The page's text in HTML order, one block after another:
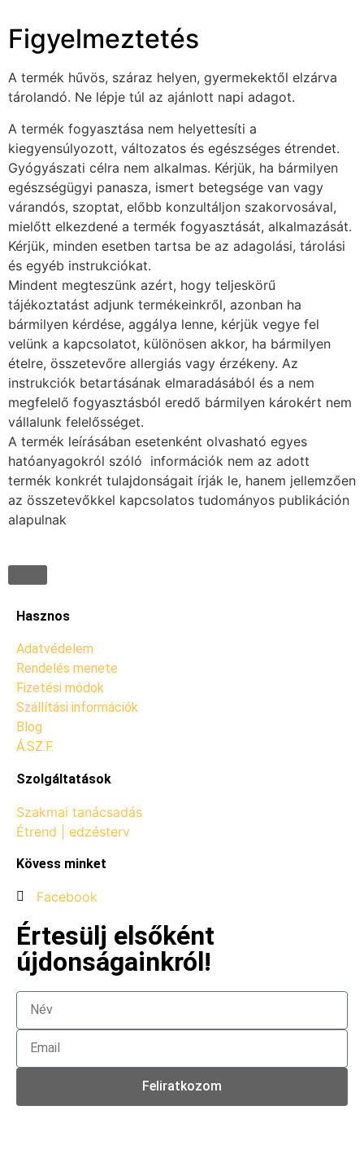
Figyelmeztetés
A termék hűvös, száraz helyen, gyermekektől elzárva
tárolandó. Ne lépje túl az ajánlott napi adagot.
A termék fogyasztása nem helyettesíti a
kiegyensúlyozott, változatos és egészséges étrendet.
Gyógyászati célra nem alkalmas. Kérjük, ha bármilyen
egészségügyi panasza, ismert betegsége van vagy
várandós, szoptat, előbb konzultáljon szakorvosával,
mielőtt elkezdené a termék fogyasztását, alkalmazását.
Kérjük, minden esetben tartsa be az adagolási, tárolási
és egyéb instrukciókat.
Mindent megteszünk azért, hogy teljeskörű
tájékoztatást adjunk termékeinkről, azonban ha
bármilyen kérdése, aggálya lenne, kérjük vegye fel
velünk a kapcsolatot, különösen akkor, ha bármilyen
ételre, összetevőre allergiás vagy érzékeny. Az
instrukciók betartásának elmaradásából és a nem
megfelelő fogyasztásból eredő bármilyen károkért nem
vállalunk felelősséget.
A termék leírásában esetenként olvasható egyes
hatóanyagokról szóló információk nem az adott
termék konkrét tulajdonságait írják le, hanem jellemzően
az összetevőkkel kapcsolatos tudományos publikáción
alapulnak
Hasznos
Adatvédelem
Rendelés menete
Fizetési módok
Szállítási információk
Blog
Á.SZ.F.
Szolgáltatások
Szakmai tanácsadás
Étrend | edzésterv
Kövess minket
Facebook
Értesülj elsőként
újdonságainkról!
Feliratkozom